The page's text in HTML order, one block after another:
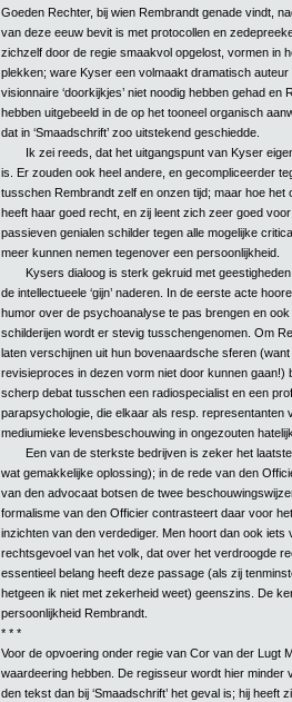
Goeden Rechter, bij wien Rembrandt genade vindt,
van deze eeuw bevit is met protocollen en
zichzelf door de regie smaakvol opgelost, vormen in
plekken; ware Kyser een volmaakt dramatisch
visionnaire ‘doorkijkjes’ niet noodig hebben gehad en
hebben uitgebeeld in de op het tooneel organisch
dat in ‘Smaadschrift’ zoo uitstekend geschiedde.
Ik zei reeds, dat het uitgangspunt van Kyser
is. Er zouden ook heel andere, en gecompliceerder
tusschen Rembrandt zelf en onzen tijd; maar hoe het
heeft haar goed recht, en zij leent zich zeer goed
passieven genialen schilder tegen alle mogelijke
meer kunnen nemen tegenover een persoonlijkheid.
Kysers dialoog is sterk gekruid met
de intellectueele ‘gijn’ naderen. In de eerste acte
humor over de psychoanalyse te pas brengen en
schilderijen wordt er stevig tusschengenomen. Om
laten verschijnen uit hun bovenaardsche sferen
revisieproces in dezen vorm niet door kunnen gaan!)
scherp debat tusschen een radiospecialist en een
parapsychologie, die elkaar als resp. representanten
mediumieke levensbeschouwing in ongezouten
Een van de sterkste bedrijven is zeker het
wat gemakkelijke oplossing); in de rede van den
van den advocaat botsen de twee
formalisme van den Officier contrasteert daar voor het
inzichten van den verdediger. Men hoort dan ook iets
rechtsgevoel van het volk, dat over het verdroogde
essentieel belang heeft deze passage (als zij
hetgeen ik niet met zekerheid weet) geenszins. De
persoonlijkheid Rembrandt.
* * *
Voor de opvoering onder regie van Cor van der Lugt
waardeering hebben. De regisseur wordt hier minder
den tekst dan bij ‘Smaadschrift’ het geval is; hij heeft